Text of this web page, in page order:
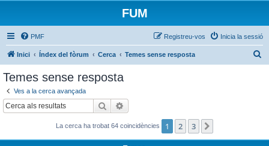
FUM
PMF Inicia la sessió
Registreu-vos
Inici Índex del fòrum Cerca Temes sense resposta
Temes sense resposta
Ves a la cerca avançada
Cerca
La cerca ha trobat 64 coincidències 1 2 3